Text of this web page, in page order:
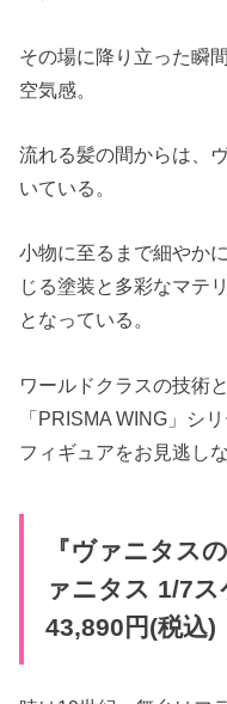
その場に降り立った瞬
空気感。
流れる髪の間からは、
いている。
小物に至るまで細やか
じる塗装と多彩なマテ
となっている。
ワールドクラスの技術
「PRISMA WING」シ
フィギュアをお見逃しな
『ヴァニタス
ァニタス 1/7
43,890円(税込)